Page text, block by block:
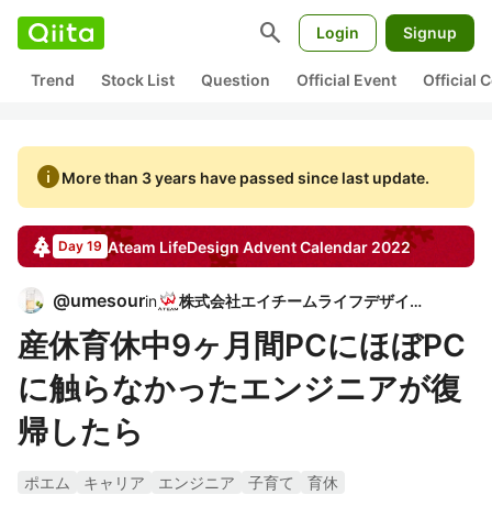
search Login Signup
Trend Stock List Question Official Event Official
infoMore than 3 years have passed since last update.
Day 19 Ateam LifeDesign Advent Calendar 2022
@umesourin 株式会社エイチームライフデザイン
産休育休中9ヶ月間PCにほぼPC
に触らなかったエンジニアが復
帰したら
ポエム キャリア エンジニア 子育て
育休